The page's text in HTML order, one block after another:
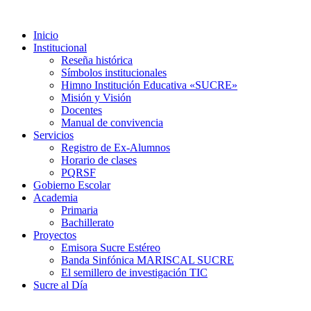
Inicio
Institucional
Reseña histórica
Símbolos institucionales
Himno Institución Educativa «SUCRE»
Misión y Visión
Docentes
Manual de convivencia
Servicios
Registro de Ex-Alumnos
Horario de clases
PQRSF
Gobierno Escolar
Academia
Primaria
Bachillerato
Proyectos
Emisora Sucre Estéreo
Banda Sinfónica MARISCAL SUCRE
El semillero de investigación TIC
Sucre al Día